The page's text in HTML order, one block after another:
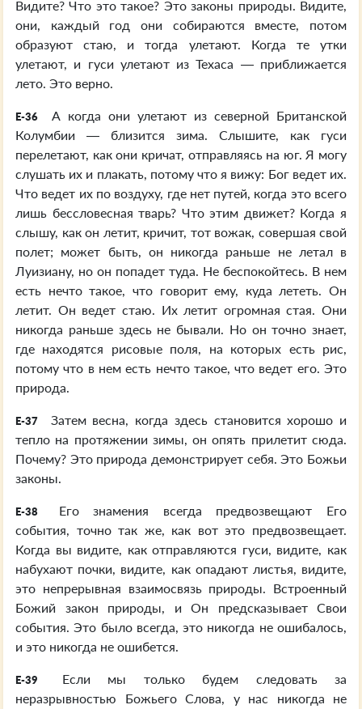
Видите? Что это такое? Это законы природы. Видите,
они, каждый год они собираются вместе, потом
образуют стаю, и тогда улетают. Когда те утки
улетают, и гуси улетают из Техаса — приближается
лето. Это верно.
E-36
А когда они улетают из северной Британской
Колумбии — близится зима. Слышите, как гуси
перелетают, как они кричат, отправляясь на юг. Я могу
слушать их и плакать, потому что я вижу: Бог ведет их.
Что ведет их по воздуху, где нет путей, когда это всего
лишь бессловесная тварь? Что этим движет? Когда я
слышу, как он летит, кричит, тот вожак, совершая свой
полет; может быть, он никогда раньше не летал в
Луизиану, но он попадет туда. Не беспокойтесь. В нем
есть нечто такое, что говорит ему, куда лететь. Он
летит. Он ведет стаю. Их летит огромная стая. Они
никогда раньше здесь не бывали. Но он точно знает,
где находятся рисовые поля, на которых есть рис,
потому что в нем есть нечто такое, что ведет его. Это
природа.
E-37
Затем весна, когда здесь становится хорошо и
тепло на протяжении зимы, он опять прилетит сюда.
Почему? Это природа демонстрирует себя. Это Божьи
законы.
E-38
Его знамения всегда предвозвещают Его
события, точно так же, как вот это предвозвещает.
Когда вы видите, как отправляются гуси, видите, как
набухают почки, видите, как опадают листья, видите,
это непрерывная взаимосвязь природы. Встроенный
Божий закон природы, и Он предсказывает Свои
события. Это было всегда, это никогда не ошибалось,
и это никогда не ошибется.
E-39
Если мы только будем следовать за
неразрывностью Божьего Слова, у нас никогда не